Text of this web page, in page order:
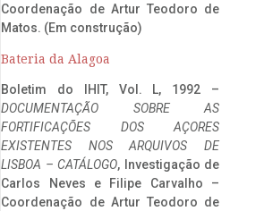
Coordenação de Artur Teodoro de
Matos. (Em construção)
Bateria da Alagoa
Boletim do IHIT, Vol. L, 1992 –
DOCUMENTAÇÃO SOBRE AS
FORTIFICAÇÕES DOS AÇORES
EXISTENTES NOS ARQUIVOS DE
LISBOA – CATÁLOGO, Investigação de
Carlos Neves e Filipe Carvalho –
Coordenação de Artur Teodoro de